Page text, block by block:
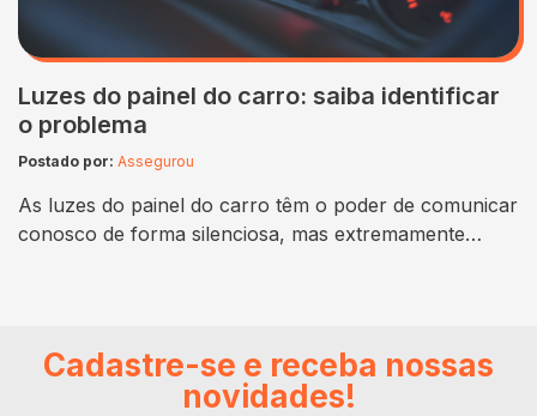
Luzes do painel do carro: saiba identificar
o problema
Postado por: Assegurou
As luzes do painel do carro têm o poder de comunicar
conosco de forma silenciosa, mas extremamente
veículo. Se você já se viu se perguntando o que a luz
amarela no painel está tentando…
Cadastre-se e receba nossas
novidades!